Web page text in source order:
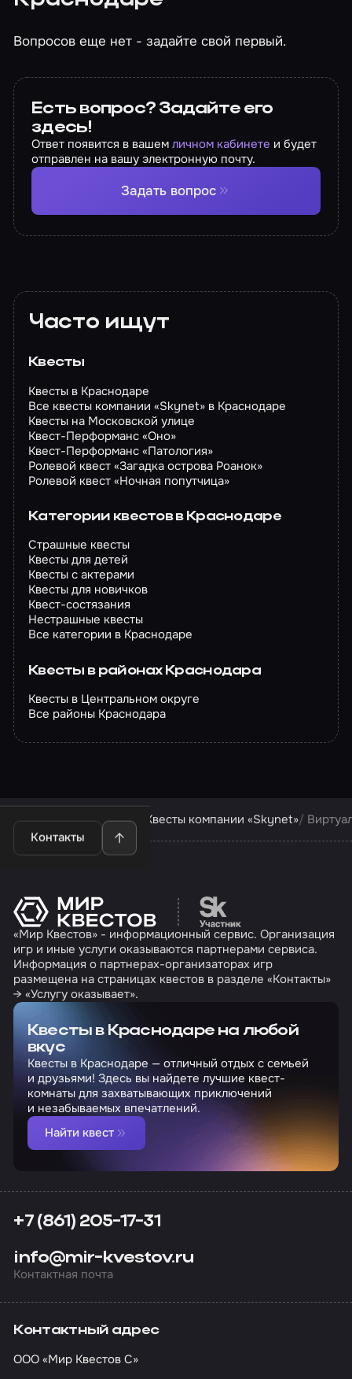
Вопросов еще нет - задайте свой первый.
Есть вопрос? Задайте его
здесь!
Ответ появится в вашемличном кабинете и будет
отправлен на вашу электронную почту.
Задать вопрос
Часто ищут
Квесты
Квесты в Краснодаре
Все квесты компании «Skynet» в Краснодаре
Квесты на Московской улице
Квест-Перформанс «Оно»
Квест-Перформанс «Патология»
Ролевой квест «Загадка острова Роанок»
Ролевой квест «Ночная попутчица»
Категории квестов в Краснодаре
Страшные квесты
Квесты для детей
Квесты с актерами
Квесты для новичков
Квест-состязания
Нестрашные квесты
Все категории в Краснодаре
Квесты в районах Краснодара
Квесты в Центральном округе
Все районы Краснодара
Контакты
Квесты в Краснодаре Квесты компании «Skynet»
Перейти на сайт
«Мир Квестов» - информационный сервис. Организация
игр и иные услуги оказываются партнерами сервиса.
Информация о партнерах-организаторах игр
размещена на страницах квестов в разделе «Контакты»
→ «Услугу оказывает».
Квесты в Краснодаре на любой
вкус
Квесты в Краснодаре — отличный отдых с семьей
и друзьями! Здесь вы найдете лучшие квест-
комнаты для захватывающих приключений
и незабываемых впечатлений.
Найти квест
+7 (861) 205-17-31
info@mir-kvestov.ru
Контактная почта
Контактный адрес
ООО «Мир Квестов С»